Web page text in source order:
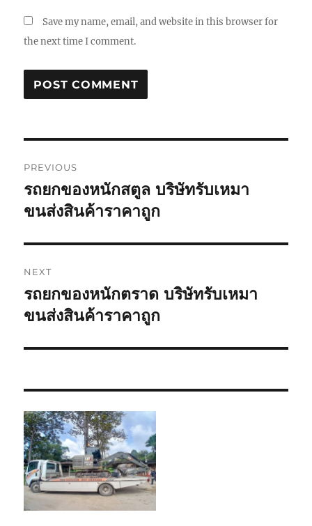
Save my name, email, and website in this browser for
the next time I comment.
navigation
PREVIOUS
Previous
post:
รถยกของหนักสตูล บริษัทรับเหมา
ขนส่งสินค้าราคาถูก
NEXT
Next
post:
รถยกของหนักตราด บริษัทรับเหมา
ขนส่งสินค้าราคาถูก